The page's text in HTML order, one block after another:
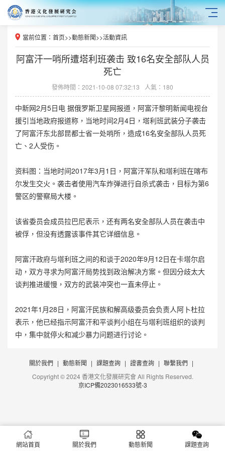
當前位置： 首页>>動態新聞>>活動資訊
阿富汗一哨所遭塔利班袭击 致16名安全部队人员
死亡
發佈時間：2021-10-08 07:32:13 人氣：180
中新网2月5日电 据俄罗斯卫星网报道，阿富汗黎明新闻电视台
援引当地政府报道称，当地时间2月4日，塔利班武装分子袭击
了阿富汗东北部昆都士省一处哨所，造成16名安全部队人员死
亡、2人受伤。
资料图：当地时间2017年3月1日，阿富汗军队和塔利班在喀布
尔发生交火。袭击者使用汽车炸弹进行自杀式袭击，目标为第6
警区的警察局大楼。
该省委员会成员拉巴尼表示，还有两名安全部队人员在袭击中
被俘，但没有透露该事件其它详细信息。
阿富汗政府与塔利班之间的和谈于2020年9月12日在卡塔尔启
动，双方寻求为阿富汗局势找到政治解决方案。但因分歧太大
谈判推进缓慢，双方的武装冲突也一直未停止。
2021年1月28日，阿富汗民族和解高级委员会负责人阿卜杜拉
表示，他已经指示阿富汗和平谈判小组在与塔利班组织的谈判
中，集中就停火和减少暴力问题进行讨论。
關於我們 | 動態新聞 | 課題查詢 | 證書查詢 | 聯繫我們 |
Copyright © 2024 香港文化發展研究會 All Rights Reserved.
京ICP備2023016533號-3
網站首頁 關於我們 動態新聞 課題查詢